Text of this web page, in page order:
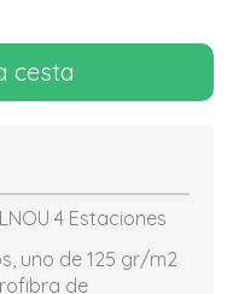
cesta
4 Estaciones
uno de 125 gr/m2
de